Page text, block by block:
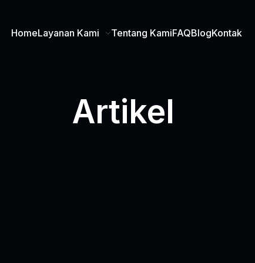
HomeLayanan Kami Tentang KamiFAQBlogKontak
Artikel